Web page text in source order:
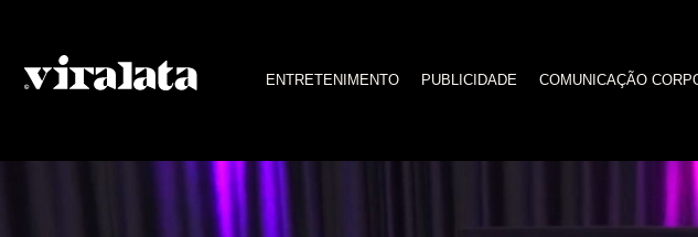
ENTRETENIMENTO PUBLICIDADE COMUNICAÇÃO